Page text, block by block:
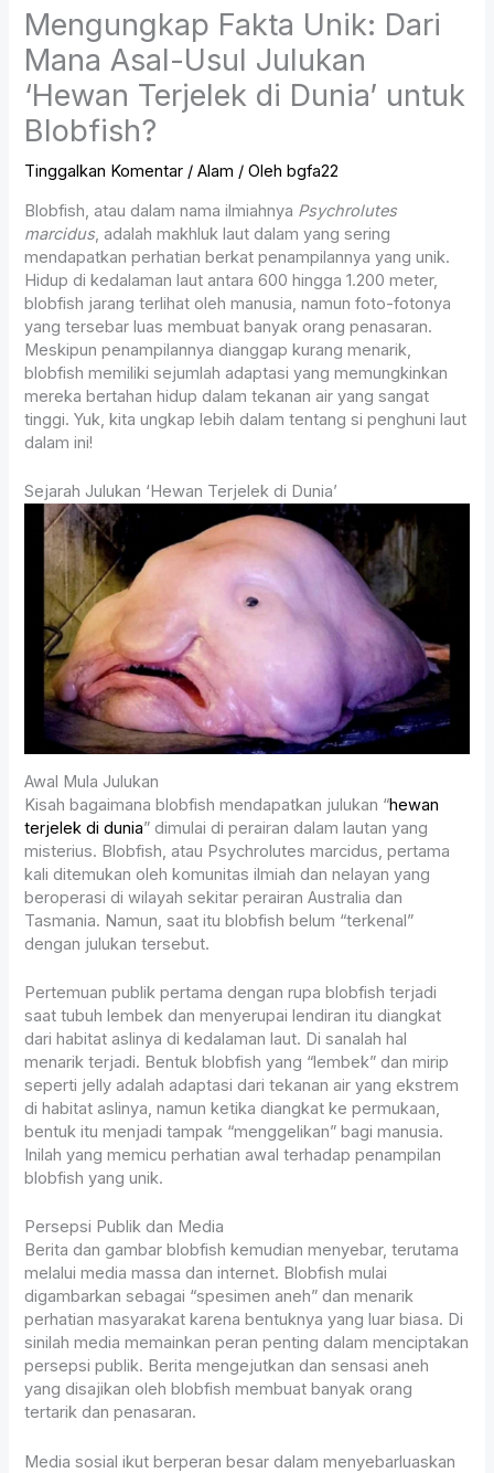
Mengungkap Fakta Unik: Dari
Mana Asal-Usul Julukan
‘Hewan Terjelek di Dunia’ untuk
Blobfish?
Tinggalkan Komentar /Alam / Olehbgfa22
Blobfish, atau dalam nama ilmiahnya Psychrolutes
marcidus, adalah makhluk laut dalam yang sering
mendapatkan perhatian berkat penampilannya yang unik.
Hidup di kedalaman laut antara 600 hingga 1.200 meter,
blobfish jarang terlihat oleh manusia, namun foto-fotonya
yang tersebar luas membuat banyak orang penasaran.
Meskipun penampilannya dianggap kurang menarik,
blobfish memiliki sejumlah adaptasi yang memungkinkan
mereka bertahan hidup dalam tekanan air yang sangat
tinggi. Yuk, kita ungkap lebih dalam tentang si penghuni laut
dalam ini!
Sejarah Julukan ‘Hewan Terjelek di Dunia’
Awal Mula Julukan
Kisah bagaimana blobfish mendapatkan julukan “hewan
terjelek di dunia” dimulai di perairan dalam lautan yang
misterius. Blobfish, atau Psychrolutes marcidus, pertama
kali ditemukan oleh komunitas ilmiah dan nelayan yang
beroperasi di wilayah sekitar perairan Australia dan
Tasmania. Namun, saat itu blobfish belum “terkenal”
dengan julukan tersebut.
Pertemuan publik pertama dengan rupa blobfish terjadi
saat tubuh lembek dan menyerupai lendiran itu diangkat
dari habitat aslinya di kedalaman laut. Di sanalah hal
menarik terjadi. Bentuk blobfish yang “lembek” dan mirip
seperti jelly adalah adaptasi dari tekanan air yang ekstrem
di habitat aslinya, namun ketika diangkat ke permukaan,
bentuk itu menjadi tampak “menggelikan” bagi manusia.
Inilah yang memicu perhatian awal terhadap penampilan
blobfish yang unik.
Persepsi Publik dan Media
Berita dan gambar blobfish kemudian menyebar, terutama
melalui media massa dan internet. Blobfish mulai
digambarkan sebagai “spesimen aneh” dan menarik
perhatian masyarakat karena bentuknya yang luar biasa. Di
sinilah media memainkan peran penting dalam menciptakan
persepsi publik. Berita mengejutkan dan sensasi aneh
yang disajikan oleh blobfish membuat banyak orang
tertarik dan penasaran.
Media sosial ikut berperan besar dalam menyebarluaskan